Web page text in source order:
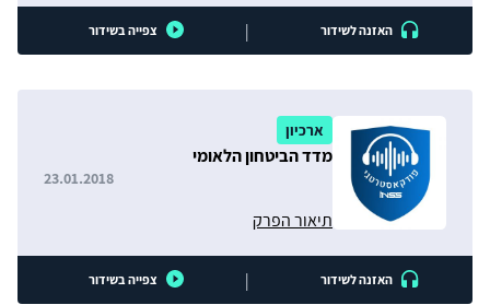
האזנה לשידור | צפייה בשידור
ארכיון
מדד הביטחון הלאומי
תיאור הפרק
23.01.2018
האזנה לשידור | צפייה בשידור